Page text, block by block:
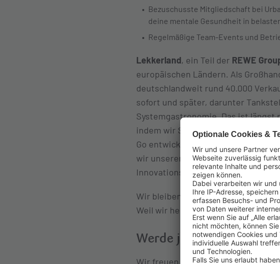
Bezuschusste Mitgliedschaft bei
deine mentale Gesundheit in
Regelmäßige Team-Events und
Lekkerland, ein Teil der REWE
europäischen Ländern. Als
deutschlandweit rund 40.000
sofort und später, darunter
Systemgastronomie. Das ist
indem wir Sortimente,
Go entwickeln, die dem Zeitgeist
wir unseren rund 3.800
Innovationskraft ein starkes,
Wir bleiben nicht stehen, sondern
Weil wir heute schon das Morgen
Werde jetzt ein Teil von
Wir freuen uns auf deine